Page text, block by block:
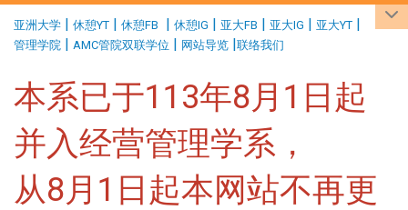
亚洲大学 | 休憩YT | 休憩FB | 休憩IG | 亚大FB | 亚大IG | 亚大YT |
管理学院 | AMC管院双联学位 | 网站导览 |联络我们
本系已于113年8月1日起
并入经营管理学系，
从8月1日起本网站不再更